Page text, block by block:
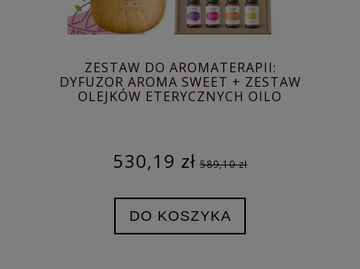
ZESTAW DO AROMATERAPII:
DYFUZOR AROMA SWEET + ZESTAW
OLEJKÓW ETERYCZNYCH OILO
530,19 zł 589,10 zł
DO KOSZYKA